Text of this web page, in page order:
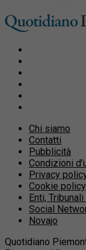
Chi siamo
Contatti
Pubblicità
Condizioni
Privacy
Cookie policy
Enti,
Social
Novajo
Quotidiano